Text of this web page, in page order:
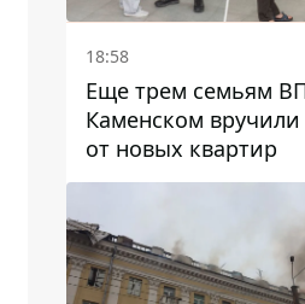
18:58
Еще трем семьям
Каменском
от новых квартир